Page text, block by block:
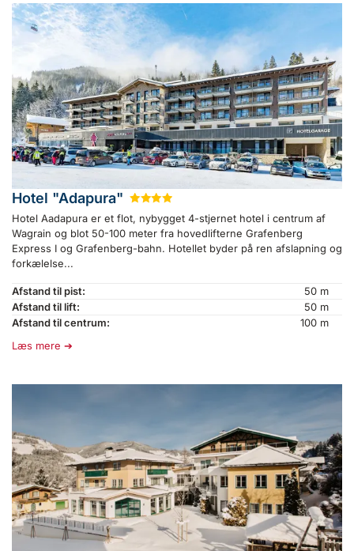
Hotel "Adapura" ★★★
Hotel Aadapura er et flot, nybygget 4-stjernet hotel i centrum af
Wagrain og blot 50-100 meter fra hovedlifterne Grafenberg
Express I og Grafenberg-bahn. Hotellet byder på ren afslapning og
forkælelse...
Afstand til pist:
50 m
Afstand til lift:
50 m
Afstand til centrum:
100 m
Læs mere